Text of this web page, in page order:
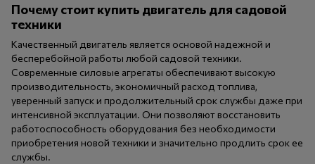
Почему стоит купить двигатель для садовой
техники
Качественный двигатель является основой надежной и
бесперебойной работы любой садовой техники.
Современные силовые агрегаты обеспечивают высокую
производительность, экономичный расход топлива,
уверенный запуск и продолжительный срок службы даже при
интенсивной эксплуатации. Они позволяют восстановить
работоспособность оборудования без необходимости
приобретения новой техники и значительно продлить срок ее
службы.